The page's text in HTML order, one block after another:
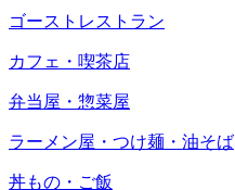
ゴーストレストラン
カフェ・喫茶店
弁当屋・惣菜屋
ラーメン屋・つけ麺・油そば
丼もの・ご飯